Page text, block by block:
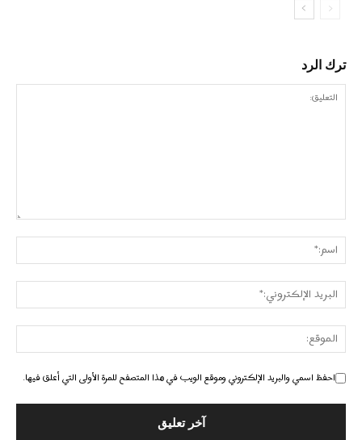
ترك الرد
احفظ اسمي والبريد الإلكتروني وموقع الويب في هذا المتصفح للمرة الأولى التي أعلق فيها.